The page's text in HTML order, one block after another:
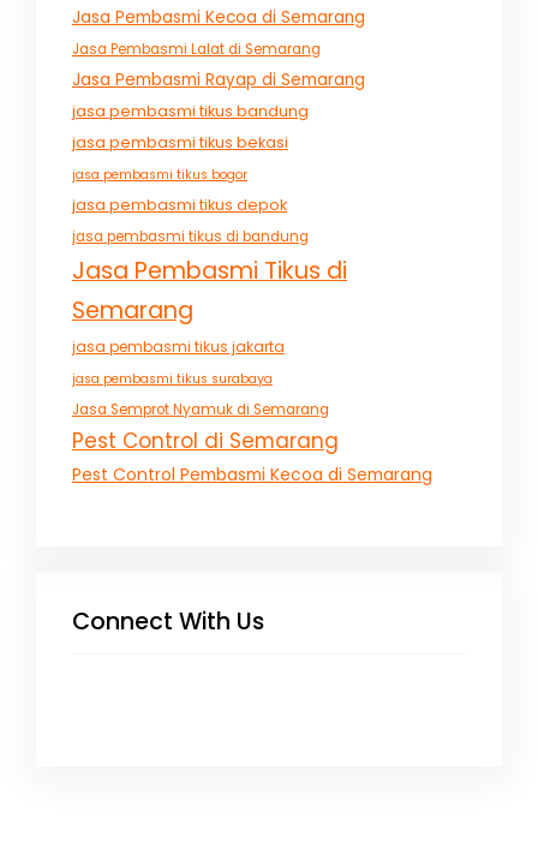
Jasa Pembasmi Kecoa di Semarang
Jasa Pembasmi Lalat di Semarang
Jasa Pembasmi Rayap di Semarang
jasa pembasmi tikus bandung
jasa pembasmi tikus bekasi
jasa pembasmi tikus bogor
jasa pembasmi tikus depok
jasa pembasmi tikus di bandung
Jasa Pembasmi Tikus di
Semarang
jasa pembasmi tikus jakarta
jasa pembasmi tikus surabaya
Jasa Semprot Nyamuk di Semarang
Pest Control di Semarang
Pest Control Pembasmi Kecoa di Semarang
Connect With Us